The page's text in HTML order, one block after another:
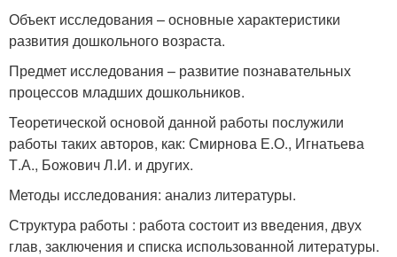
Объект исследования – основные характеристики
развития дошкольного возраста.
Предмет исследования – развитие познавательных
процессов младших дошкольников.
Теоретической основой данной работы послужили
работы таких авторов, как: Смирнова Е.О., Игнатьева
Т.А., Божович Л.И. и других.
Методы исследования: анализ литературы.
Структура работы : работа состоит из введения, двух
глав, заключения и списка использованной литературы.